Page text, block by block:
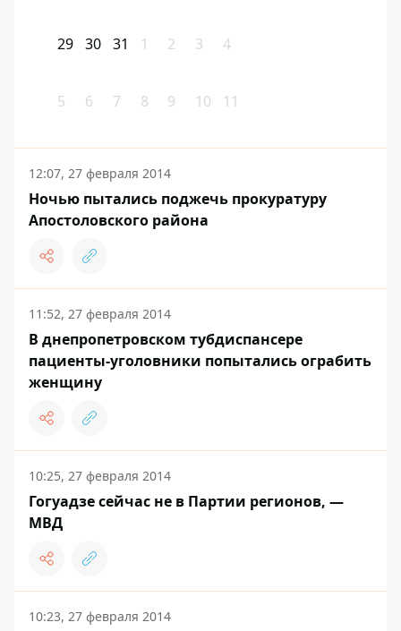
29 30 31 1 2 3 4
5 6 7 8 9 10 11
12:07, 27 февраля 2014
Ночью пытались поджечь прокуратуру
Апостоловского района
11:52, 27 февраля 2014
В днепропетровском тубдиспансере
пациенты-уголовники попытались ограбить
женщину
10:25, 27 февраля 2014
Гогуадзе сейчас не в Партии регионов, —
МВД
10:23, 27 февраля 2014